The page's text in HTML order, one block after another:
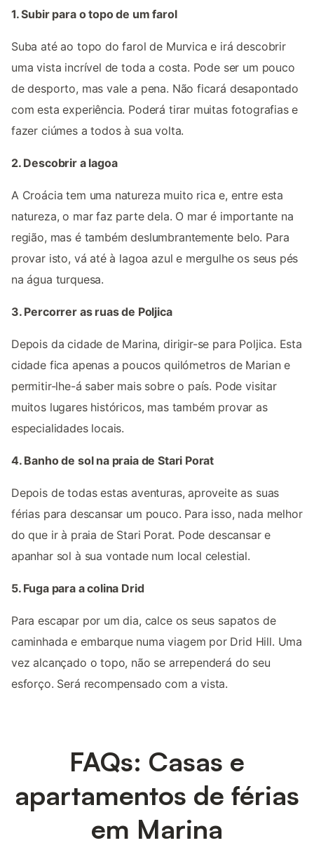
1. Subir para o topo de um farol
Suba até ao topo do farol de Murvica e irá descobrir
uma vista incrível de toda a costa. Pode ser um pouco
de desporto, mas vale a pena. Não ficará desapontado
com esta experiência. Poderá tirar muitas fotografias e
fazer ciúmes a todos à sua volta.
2. Descobrir a lagoa
A Croácia tem uma natureza muito rica e, entre esta
natureza, o mar faz parte dela. O mar é importante na
região, mas é também deslumbrantemente belo. Para
provar isto, vá até à lagoa azul e mergulhe os seus pés
na água turquesa.
3. Percorrer as ruas de Poljica
Depois da cidade de Marina, dirigir-se para Poljica. Esta
cidade fica apenas a poucos quilómetros de Marian e
permitir-lhe-á saber mais sobre o país. Pode visitar
muitos lugares históricos, mas também provar as
especialidades locais.
4. Banho de sol na praia de Stari Porat
Depois de todas estas aventuras, aproveite as suas
férias para descansar um pouco. Para isso, nada melhor
do que ir à praia de Stari Porat. Pode descansar e
apanhar sol à sua vontade num local celestial.
5. Fuga para a colina Drid
Para escapar por um dia, calce os seus sapatos de
caminhada e embarque numa viagem por Drid Hill. Uma
vez alcançado o topo, não se arrependerá do seu
esforço. Será recompensado com a vista.
FAQs: Casas e
apartamentos de férias
em Marina